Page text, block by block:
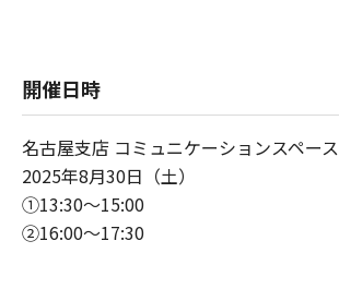
開催日時
名古屋支店 コミュニケーションスペース
2025年8月30日（土）
①13:30～15:00
②16:00～17:30